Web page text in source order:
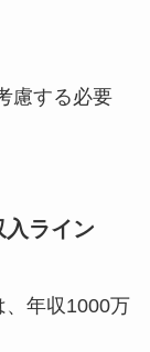
慮する必要
ライン
、年収1000万